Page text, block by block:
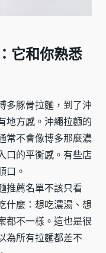
它和你熟悉
多豚骨拉麵，到了沖
地方感。沖繩拉麵的
常不會像博多那麼濃
口的平衡感。有些店
口。
推薦名單不該只看
什麼：想吃濃湯、想
都不一樣。這也是很
所有拉麵都差不